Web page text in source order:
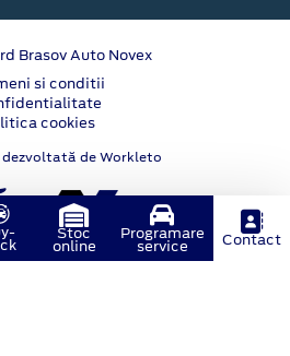
Brasov Auto Novex
si conditii
cookies
de Workleto
Stoc
online
Programare
service Contact